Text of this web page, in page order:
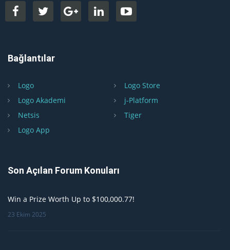
Bağlantılar
Logo
Logo Store
Logo Akademi
j-Platform
Netsis
Tiger
Logo App
Son Açılan Forum Konuları
Win a Prize Worth Up to $100,000.77!
23 Ekim 2025